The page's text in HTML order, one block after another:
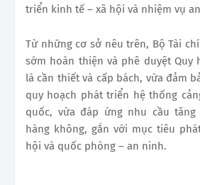
triển kinh tế – xã hội và nhiệm vụ
Từ những cơ sở nêu trên, Bộ Tài
sớm hoàn thiện và phê duyệt Quy
là cần thiết và cấp bách, vừa đảm
quy hoạch phát triển hệ thống
quốc, vừa đáp ứng nhu cầu
hàng không, gắn với mục tiêu
hội và quốc phòng – an ninh.